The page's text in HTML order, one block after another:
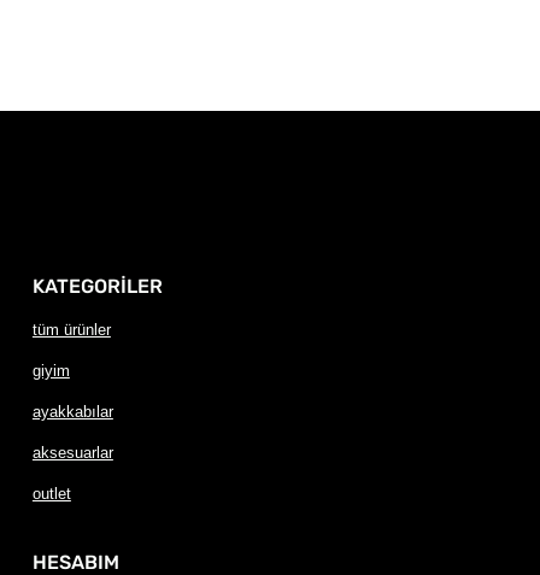
KATEGORİLER
tüm ürünler
giyim
ayakkabılar
aksesuarlar
outlet
HESABIM